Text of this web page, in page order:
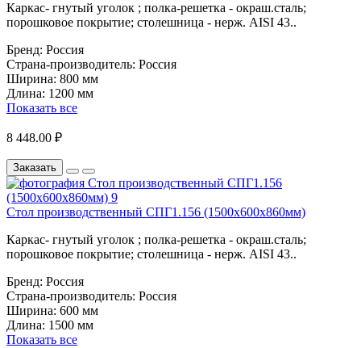
Каркас- гнутый уголок ; полка-решетка - окраш.сталь;
порошковое покрытие; столешница - нерж. AISI 43..
Бренд: Россия
Страна-производитель: Россия
Ширина: 800 мм
Длина: 1200 мм
Показать все
8 448.00 ₽
Заказать
Стол производственный СПГ1.156 (1500х600х860мм)
Каркас- гнутый уголок ; полка-решетка - окраш.сталь;
порошковое покрытие; столешница - нерж. AISI 43..
Бренд: Россия
Страна-производитель: Россия
Ширина: 600 мм
Длина: 1500 мм
Показать все